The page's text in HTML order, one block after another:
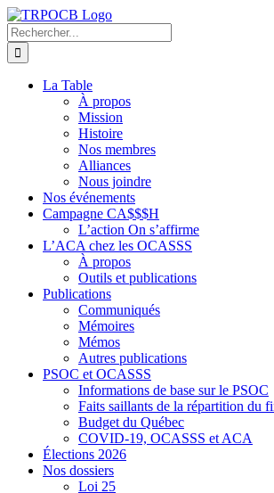
Passer
au
contenu
Rechercher:
La Table
À propos
Mission
Histoire
Nos membres
Alliances
Nous joindre
Nos événements
Campagne CA$$$H
L’action On s’affirme
L’ACA chez les OCASSS
À propos
Outils et publications
Publications
Communiqués
Mémoires
Mémos
Autres publications
PSOC et OCASSS
Informations de base sur le PSOC
Faits saillants de la répartition du
Budget du Québec
COVID-19, OCASSS et ACA
Élections 2026
Nos dossiers
Loi 25